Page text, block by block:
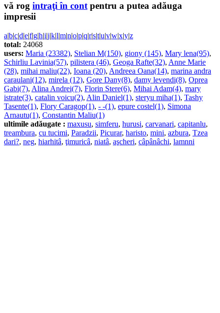
vă rog intraţi în contpentru a putea adăuga
impresii
a|b|c|d|e|f|g|h|i|j|k|l|m|n|o|p|q|r|s|t|u|v|w|x|y|z
total: 24068
users: Maria (23382), Stelian M(150), giony (145), Mary lena(95),
Schirliu Lavinia(57), pilistera (46), Geoga Rafte(32), Anne Marie
(28), mihai maliu(22), Ioana (20), Andreea Oana(14), marina andra
caraulani(12), mirela (12), Gore Dany(8), damy levendi(8), Oprea
Gabi(7), Alina Andrei(7), Florin Stere(6), Mihai Adam(4), mary
istrate(3), catalin voicu(2), Alin Daniel(1), steryu miha(1), Tashy
Tasente(1), Flory Caragop(1), - -(1), epure costel(1), Simona
Arnautu(1), Constantin Maliu(1)
ultimile adăugate : maxusu, simferu, hurusi, carvanari, capitanlu,
treambura, cu tucimi, Paradzii, Picurar, haristo, mini, azbura, Tzea
dari?, neg, hiarhitâ, ţimuricâ, niatâ, aşcheri, câpânâchi, lamnni